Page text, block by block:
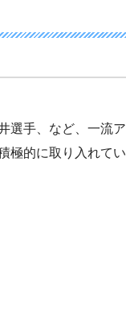
選手、など、一流ア
極的に取り入れてい